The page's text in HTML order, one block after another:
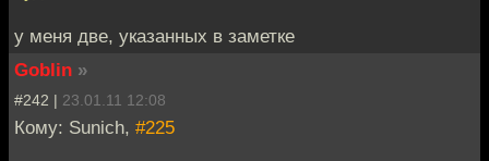
у меня две, указанных в заметке
Goblin »
#242 | 23.01.11 12:08
Кому: Sunich, #225